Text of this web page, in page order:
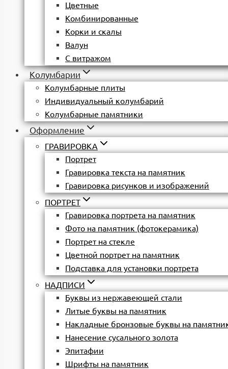
Цветные
Комбинированные
Корки и скалы
Валун
С витражом
Колумбарии
Колумбарные плиты
Индивидуальный колумбарий
Колумбарные памятники
Оформление
ГРАВИРОВКА
Портрет
Гравировка текста на памятник
Гравировка рисунков и изображений
ПОРТРЕТ
Гравировка портрета на памятник
Фото на памятник (фотокерамика)
Портрет на стекле
Цветной портрет на памятник
Подставка для установки портрета
НАДПИСИ
Буквы из нержавеющей стали
Литые буквы на памятник
Накладные бронзовые буквы на
Нанесение сусального золота
Эпитафии
Шрифты на памятник